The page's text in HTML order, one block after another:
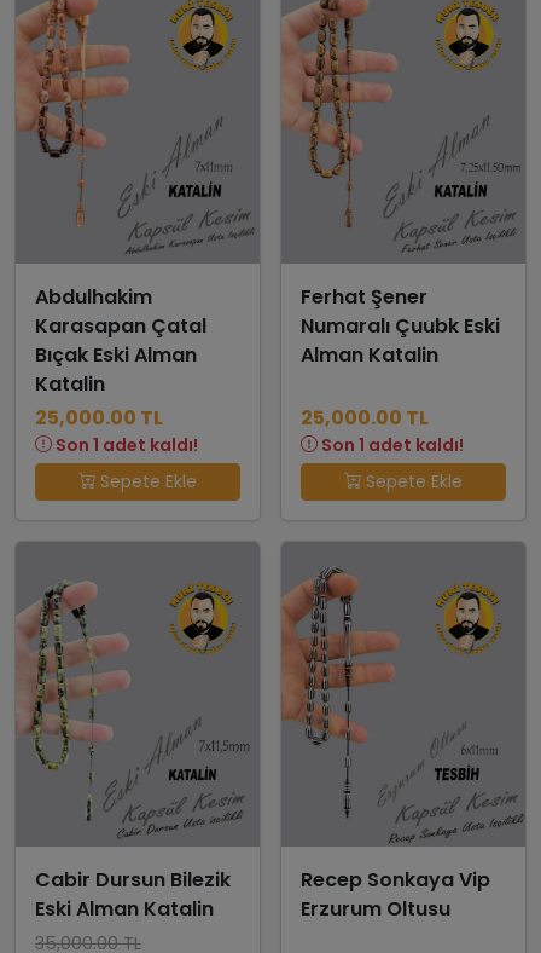
Abdulhakim
Karasapan Çatal
Bıçak Eski Alman
Katalin
25,000.00 TL
Son 1 adet kaldı!
Sepete Ekle
Ferhat Şener
Numaralı Çuubk Eski
Alman Katalin
25,000.00 TL
Son 1 adet kaldı!
Sepete Ekle
Cabir Dursun Bilezik
Eski Alman Katalin
35,000.00 TL
Recep Sonkaya Vip
Erzurum Oltusu